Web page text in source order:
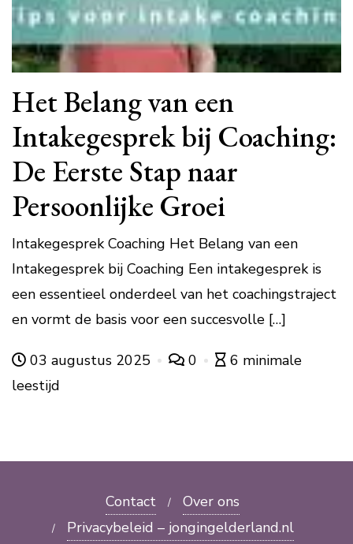
Het Belang van een
Intakegesprek bij Coaching:
De Eerste Stap naar
Persoonlijke Groei
Intakegesprek Coaching Het Belang van een
Intakegesprek bij Coaching Een intakegesprek is
een essentieel onderdeel van het coachingstraject
en vormt de basis voor een succesvolle […]
03 augustus 2025 0
6 minimale
leestijd
Contact
Over ons
Privacybeleid – jongingelderland.nl